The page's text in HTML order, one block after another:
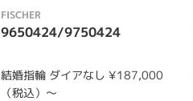
FISCHER
9650424/9750424
結婚指輪 ダイアなし ¥187,000
（税込）〜